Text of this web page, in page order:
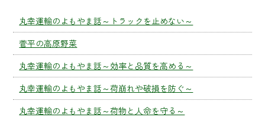
丸幸運輸のよもやま話～トラックを止めない～
菅平の高原野菜
丸幸運輸のよもやま話～効率と品質を高める～
丸幸運輸のよもやま話～荷崩れや破損を防ぐ～
丸幸運輸のよもやま話～荷物と人命を守る～